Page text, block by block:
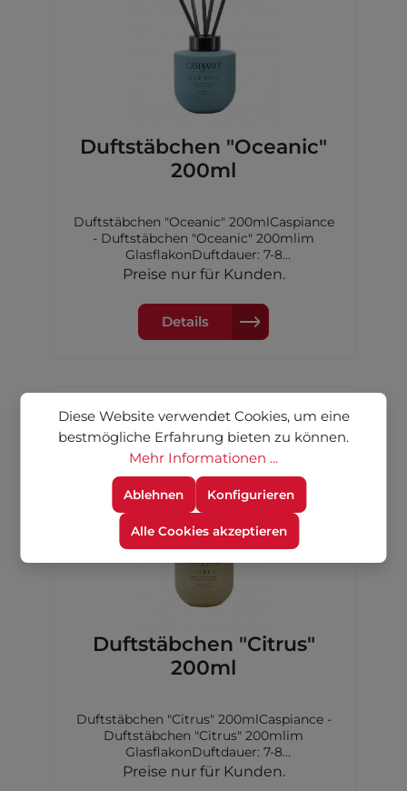
Duftstäbchen "Oceanic"
200ml
Duftstäbchen "Oceanic" 200mlCaspiance
- Duftstäbchen "Oceanic" 200mlim
GlasflakonDuftdauer: 7-8
WochenKopfnote: OzeanHerznote:
Preise nur für Kunden.
Details
Duftstäbchen "Citrus"
200ml
Duftstäbchen "Citrus" 200mlCaspiance -
Duftstäbchen "Citrus" 200mlim
GlasflakonDuftdauer: 7-8
WochenKopfnote: Zitrone, Zitrus, Limette,
Preise nur für Kunden.
Diese Website verwendet Cookies, um eine
bestmögliche Erfahrung bieten zu können.
Mehr Informationen ...
Ablehnen Konfigurieren
Alle Cookies akzeptieren